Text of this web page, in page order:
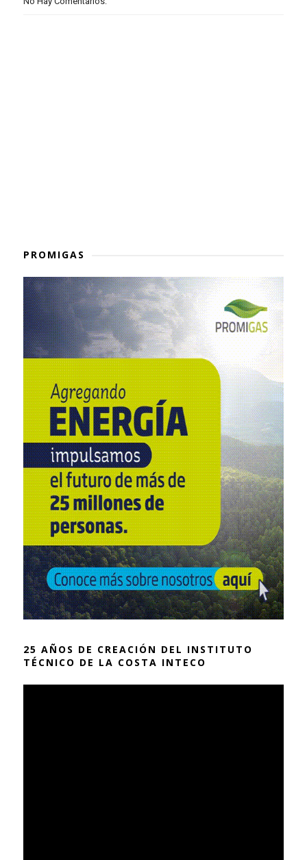
PROMIGAS
25 AÑOS DE CREACIÓN DEL INSTITUTO
TÉCNICO DE LA COSTA INTECO